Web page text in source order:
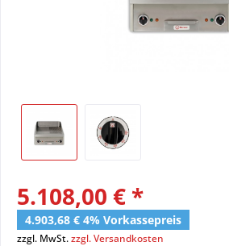
5.108,00 € *
4.903,68 € 4% Vorkassepreis
zzgl. MwSt.zzgl. Versandkosten